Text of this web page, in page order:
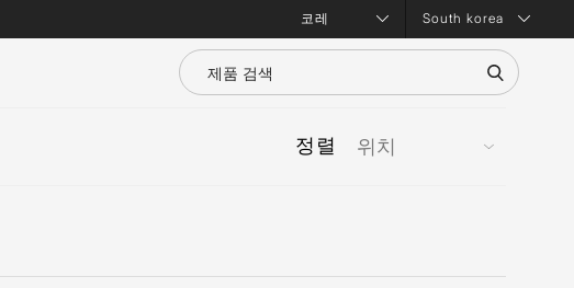
South korea
정렬